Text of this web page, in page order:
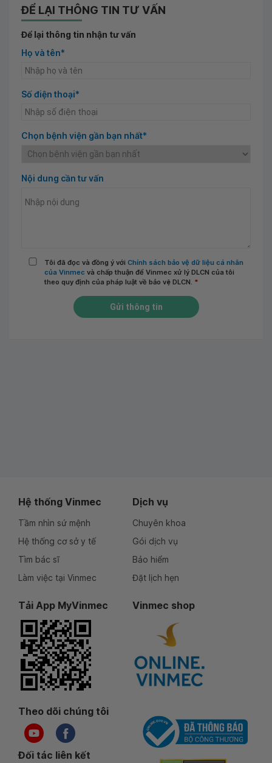
ĐỂ LẠI THÔNG TIN TƯ VẤN
Để lại thông tin nhận tư vấn
Họ và tên*
Số điện thoại*
Chọn bệnh viện gần bạn nhất*
Nội dung cần tư vấn
Tôi đã đọc và đồng ý với Chính sách bảo vệ dữ liệu cá nhân
của Vinmec và chấp thuận để Vinmec xử lý DLCN của tôi
theo quy định của pháp luật về bảo vệ DLCN. *
Gửi thông tin
Hệ thống Vinmec
Tầm nhìn sứ mệnh
Hệ thống cơ sở y tế
Tìm bác sĩ
Làm việc tại Vinmec
Dịch vụ
Chuyên khoa
Gói dịch vụ
Bảo hiểm
Đặt lịch hẹn
Tải App MyVinmec Vinmec shop
Theo dõi chúng tôi
Đối tác liên kết